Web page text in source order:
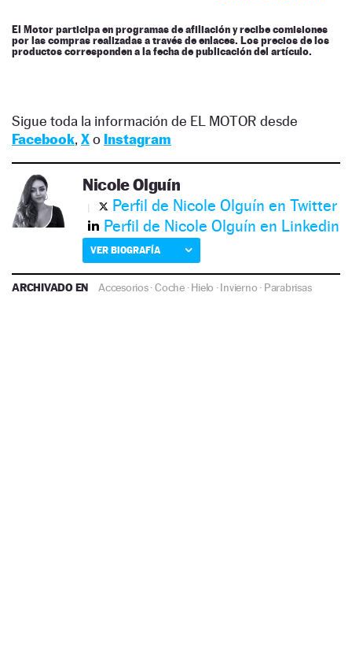
El Motor participa en programas de afiliación y recibe comisiones
por las compras realizadas a través de enlaces. Los precios de los
productos corresponden a la fecha de publicación del artículo.
Sigue toda la información de EL MOTOR desde
Facebook, Xo Instagram
Nicole Olguín
Perfil de Nicole Olguín en Twitter
Perfil de Nicole Olguín en Linkedin
VER BIOGRAFÍA
ARCHIVADO EN Accesorios·Coche·Hielo ·Invierno · Parabrisas